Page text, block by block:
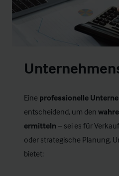
Eine professionelle
entscheidend, um den
ermitteln – sei es für
oder strategische Planung.
bietet: